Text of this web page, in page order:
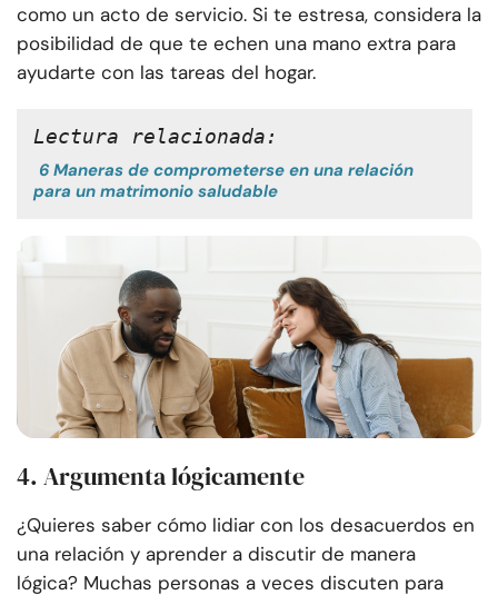
como un acto de servicio. Si te estresa, considera la
posibilidad de que te echen una mano extra para
ayudarte con las tareas del hogar.
Lectura relacionada:
6 Maneras de comprometerse en una relación
para un matrimonio saludable
4. Argumenta lógicamente
¿Quieres saber cómo lidiar con los desacuerdos en
una relación y aprender a discutir de manera
lógica? Muchas personas a veces discuten para